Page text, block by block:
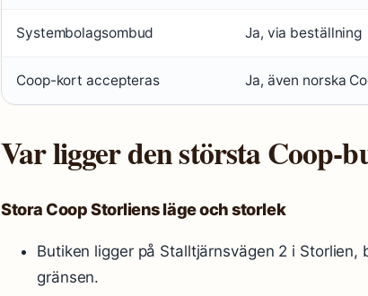
Systembolagsombud Ja, via beställning
Coop-kort accepteras Ja, även norska
Var ligger den största Coop-
Stora Coop Storliens läge och storlek
Butiken ligger på Stalltjärnsvägen 2 i Storlien,
gränsen.